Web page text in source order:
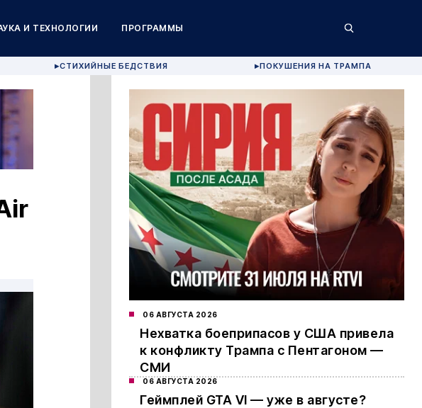
И ТЕХНОЛОГИИ ПРОГРАММЫ
▶СТИХИЙНЫЕ БЕДСТВИЯ ▶ПОКУШЕНИЯ НА ТРАМПА
06 АВГУСТА 2026
Нехватка боеприпасов у США привела
к конфликту Трампа с Пентагоном —
СМИ
06 АВГУСТА 2026
Геймплей GTA VI — уже в августе?